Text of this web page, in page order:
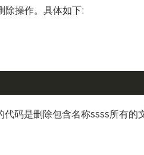
操作。具体如下:
码是删除包含名称ssss所有的